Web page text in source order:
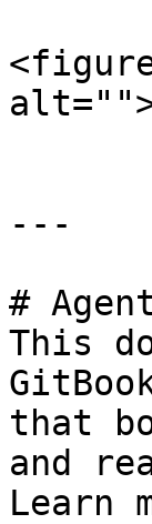
---
#
This
that
and
Learn